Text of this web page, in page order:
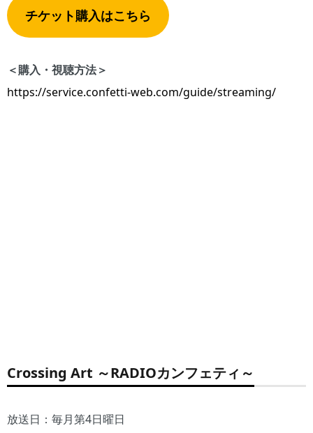
チケット購入はこちら
＜購入・視聴方法＞
https://service.confetti-web.com/guide/streaming/
Crossing Art ～RADIOカンフェティ～
放送日：毎月第4日曜日